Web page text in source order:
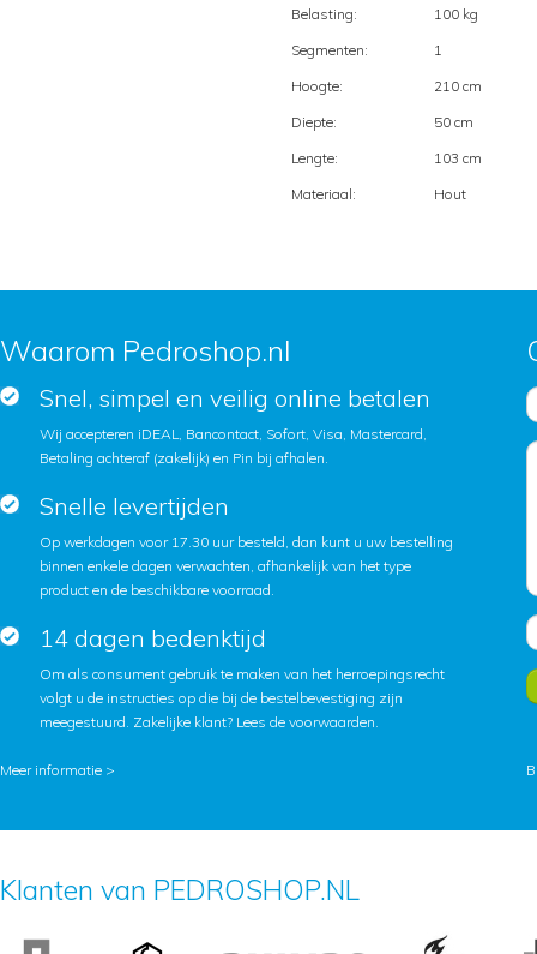
Belasting:
100 kg
Segmenten:
1
Hoogte:
210 cm
Diepte:
50 cm
Lengte:
103 cm
Materiaal:
Hout
Waarom Pedroshop.nl
Snel, simpel en veilig online betalen
Wij accepteren iDEAL, Bancontact, Sofort, Visa, Mastercard,
Betaling achteraf (zakelijk) en Pin bij afhalen.
Snelle levertijden
Op werkdagen voor 17.30 uur besteld, dan kunt u uw bestelling
binnen enkele dagen verwachten, afhankelijk van het type
product en de beschikbare voorraad.
14 dagen bedenktijd
Om als consument gebruik te maken van het herroepingsrecht
volgt u de instructies op die bij de bestelbevestiging zijn
meegestuurd. Zakelijke klant? Lees de voorwaarden.
Meer informatie >
Klanten van PEDROSHOP.NL